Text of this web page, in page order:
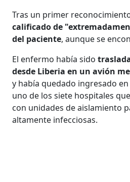
Tras un primer
calificado de
del paciente, aunque se
El enfermo había sido
desde Liberia en un avión
y había quedado ingresado
uno de los siete hospitales
con unidades de aislamiento
altamente infecciosas.